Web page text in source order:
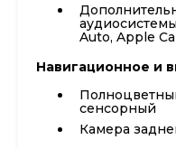
Auto, Apple
Навигационное и
сенсорный
Камера